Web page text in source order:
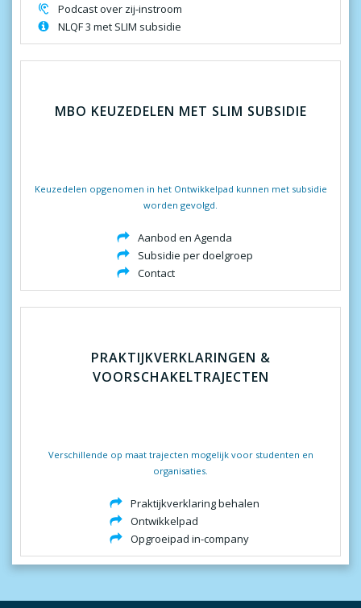
Podcast over zij-instroom
NLQF 3 met SLIM subsidie
MBO KEUZEDELEN MET SLIM SUBSIDIE
Keuzedelen opgenomen in het Ontwikkelpad kunnen met subsidie
worden gevolgd.
Aanbod en Agenda
Subsidie per doelgroep
Contact
PRAKTIJKVERKLARINGEN &
VOORSCHAKELTRAJECTEN
Verschillende op maat trajecten mogelijk voor studenten en
organisaties.
Praktijkverklaring behalen
Ontwikkelpad
Opgroeipad in-company